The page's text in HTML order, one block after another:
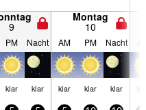
9
Montag
10
PM Nacht AM PM Nacht
klar klar klar klar klar